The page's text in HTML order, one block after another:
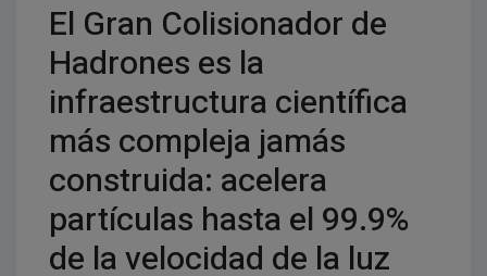
El Gran Colisionador de
Hadrones es la
infraestructura científica
más compleja jamás
construida: acelera
partículas hasta el 99.9%
de la velocidad de la luz